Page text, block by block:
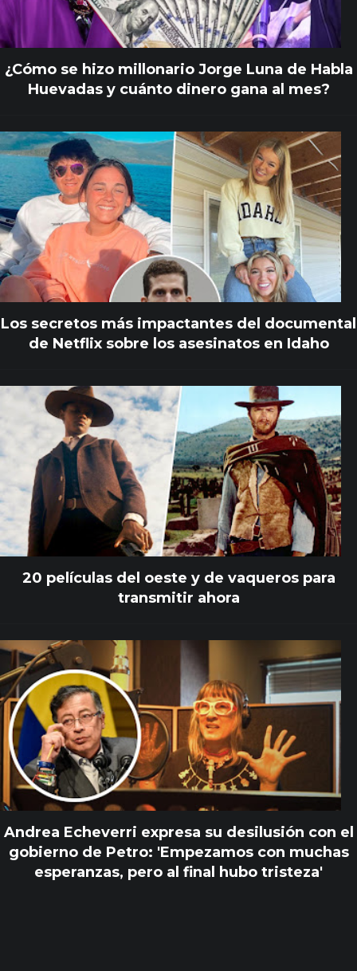
¿Cómo se hizo millonario Jorge Luna de Habla
Huevadas y cuánto dinero gana al mes?
Los secretos más impactantes del documental
de Netflix sobre los asesinatos en Idaho
20 películas del oeste y de vaqueros para
transmitir ahora
Andrea Echeverri expresa su desilusión con el
gobierno de Petro: 'Empezamos con muchas
esperanzas, pero al final hubo tristeza'